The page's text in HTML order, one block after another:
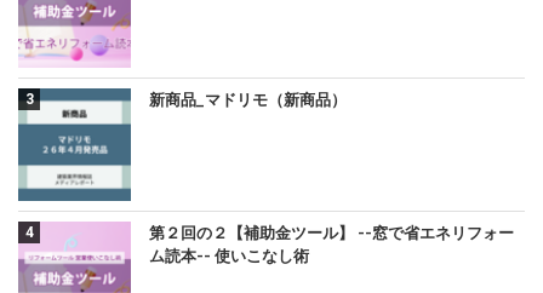
新商品_マドリモ（新商品）
第２回の２【補助金ツール】 --窓で省エネリフォー
ム読本-- 使いこなし術